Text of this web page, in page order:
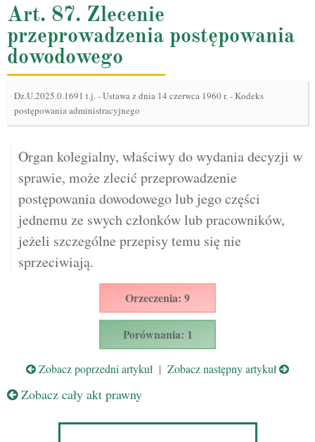
Art. 87. Zlecenie
przeprowadzenia postępowania
dowodowego
Dz.U.2025.0.1691 t.j.-Ustawa z dnia 14 czerwca 1960 r. - Kodeks
postępowania administracyjnego
Organ kolegialny, właściwy do wydania decyzji w
sprawie, może zlecić przeprowadzenie
postępowania dowodowego lub jego części
jednemu ze swych członków lub pracowników,
jeżeli szczególne przepisy temu się nie
sprzeciwiają.
Orzeczenia: 9
Porównania: 1
Zobacz poprzedni artykuł | Zobacz następny artykuł
Zobacz cały akt prawny